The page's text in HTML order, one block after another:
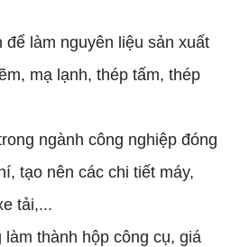
làm nguyên liệu sản xuất
mạ lạnh, thép tấm, thép
ngành công nghiệp đóng
tạo nên các chi tiết máy,
tải,...
thành hộp công cụ, giá